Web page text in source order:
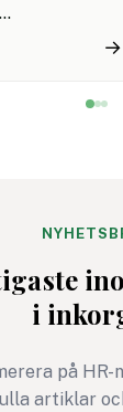
med
för ett
→
i
på HR-
artiklar